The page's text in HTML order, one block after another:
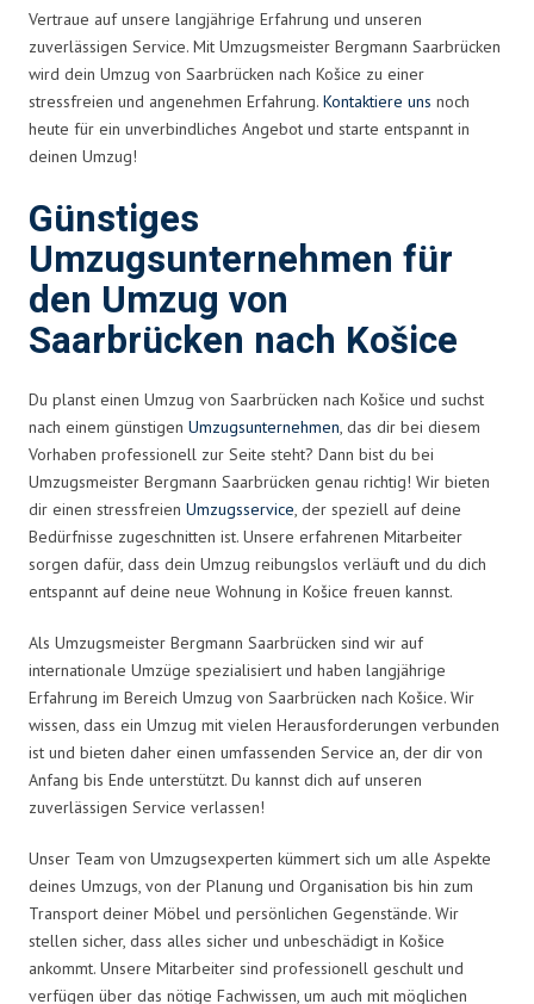
Vertraue auf unsere langjährige Erfahrung und unseren
zuverlässigen Service. Mit Umzugsmeister Bergmann Saarbrücken
wird dein Umzug von Saarbrücken nach Košice zu einer
stressfreien und angenehmen Erfahrung. Kontaktiere uns noch
heute für ein unverbindliches Angebot und starte entspannt in
deinen Umzug!
Günstiges
Umzugsunternehmen für
den Umzug von
Saarbrücken nach Košice
Du planst einen Umzug von Saarbrücken nach Košice und suchst
nach einem günstigen Umzugsunternehmen, das dir bei diesem
Vorhaben professionell zur Seite steht? Dann bist du bei
Umzugsmeister Bergmann Saarbrücken genau richtig! Wir bieten
dir einen stressfreien Umzugsservice, der speziell auf deine
Bedürfnisse zugeschnitten ist. Unsere erfahrenen Mitarbeiter
sorgen dafür, dass dein Umzug reibungslos verläuft und du dich
entspannt auf deine neue Wohnung in Košice freuen kannst.
Als Umzugsmeister Bergmann Saarbrücken sind wir auf
internationale Umzüge spezialisiert und haben langjährige
Erfahrung im Bereich Umzug von Saarbrücken nach Košice. Wir
wissen, dass ein Umzug mit vielen Herausforderungen verbunden
ist und bieten daher einen umfassenden Service an, der dir von
Anfang bis Ende unterstützt. Du kannst dich auf unseren
zuverlässigen Service verlassen!
Unser Team von Umzugsexperten kümmert sich um alle Aspekte
deines Umzugs, von der Planung und Organisation bis hin zum
Transport deiner Möbel und persönlichen Gegenstände. Wir
stellen sicher, dass alles sicher und unbeschädigt in Košice
ankommt. Unsere Mitarbeiter sind professionell geschult und
verfügen über das nötige Fachwissen, um auch mit möglichen